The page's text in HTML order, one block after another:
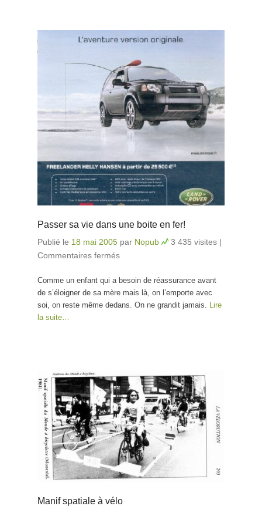
Passer sa vie dans une boite en fer!
Publié le 18 mai 2005 par Nopub 3 435 visites |
Commentaires fermés
Comme un enfant qui a besoin de réassurance avant
de s’éloigner de sa mère mais là, on l’emporte avec
soi, on reste même dedans. On ne grandit jamais.
Lire
la suite…
Manif spatiale à vélo